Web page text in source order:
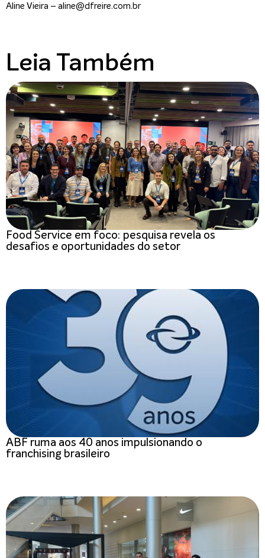
Aline Vieira – aline@dfreire.com.br
Leia Também
Food Service em foco: pesquisa revela os
desafios e oportunidades do setor
ABF ruma aos 40 anos impulsionando o
franchising brasileiro